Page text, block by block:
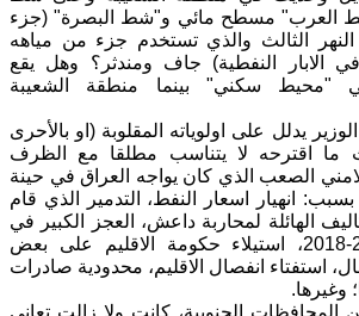
العرب" مسطح مائي و"شط البصرة" (جزء
الثالث والذي تستخدم جزء من مياهه
الابار النفطية) جاف ومندثر؟ وهل يقع
"محيط سكني" بينما منطقة الشعيبة
يدلل على اولوياته المقلوبة (او بالأحرى
ما اقترحه لا يتناسب مطلقا مع الظرف
الصعب الذي كان يواجه العراق في حينة
انهيار اسعار النفط، التدمير الذي قام
الهائلة لمحاربة داعش، العجز الكبير في
موازنات اعوام 2016-2018، استيلاء حكومة الاقليم على بعض
استفتاء انفصال الاقليم، محدودية صادرات
وغيرها.
المحافظات الجنوبية، كانت ولا زالت تعاني